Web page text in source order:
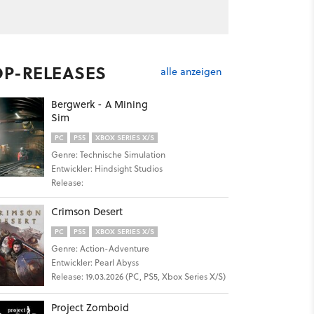
RELEASES alle anzeigen
Bergwerk - A Mining
Sim
PC PS5 XBOX SERIES X/S
Genre: Technische Simulation
Entwickler: Hindsight Studios
Release:
Crimson Desert
PC PS5 XBOX SERIES X/S
Genre: Action-Adventure
Entwickler: Pearl Abyss
Release: 19.03.2026 (PC, PS5, Xbox Series X/S)
Project Zomboid